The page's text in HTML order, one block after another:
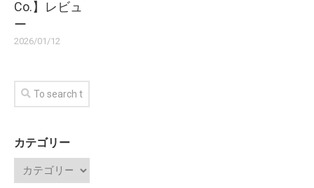
Co.】レビュ
ー
2026/01/12
カテゴリー